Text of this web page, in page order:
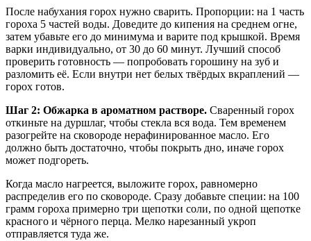
После набухания горох нужно сварить. Пропорции: на 1 часть
гороха 5 частей воды. Доведите до кипения на среднем огне,
затем убавьте его до минимума и варите под крышкой. Время
варки индивидуально, от 30 до 60 минут. Лучший способ
проверить готовность — попробовать горошину на зуб и
разломить её. Если внутри нет белых твёрдых вкраплений —
горох готов.
Шаг 2: Обжарка в ароматном растворе. Сваренный горох
откиньте на дуршлаг, чтобы стекла вся вода. Тем временем
разогрейте на сковороде нерафинированное масло. Его
должно быть достаточно, чтобы покрыть дно, иначе горох
может подгореть.
Когда масло нагреется, выложите горох, равномерно
распределив его по сковороде. Сразу добавьте специи: на 100
грамм гороха примерно три щепотки соли, по одной щепотке
красного и чёрного перца. Мелко нарезанный укроп
отправляется туда же.